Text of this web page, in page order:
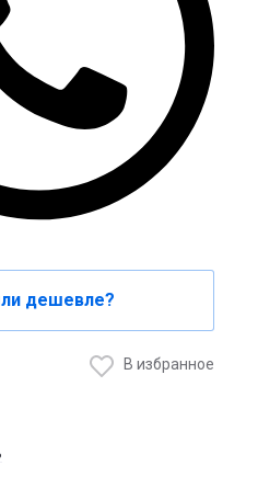
дешевле?
В избранное